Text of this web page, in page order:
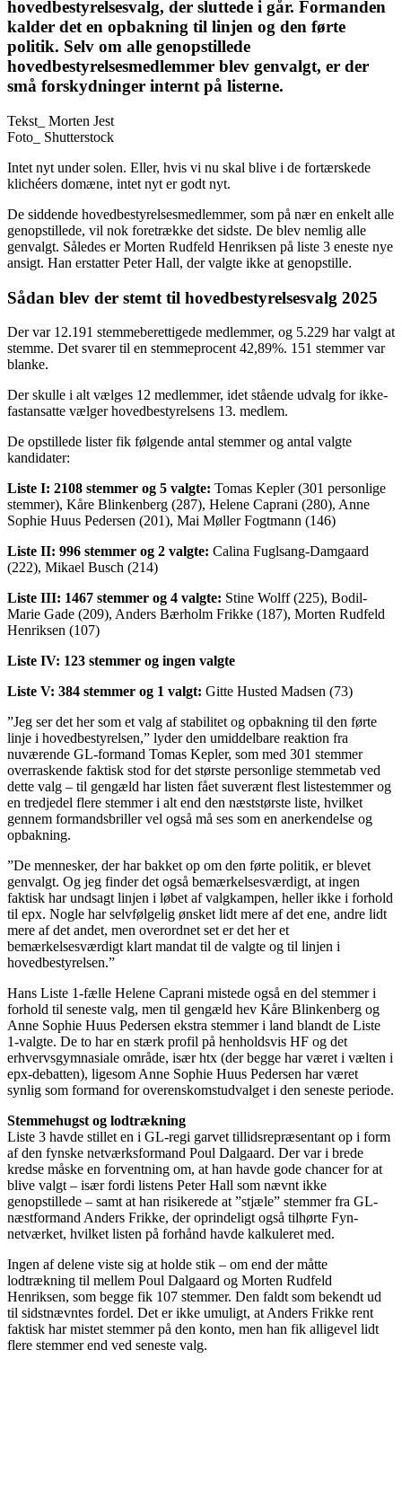
hovedbestyrelsesvalg, der sluttede i går. Formanden
kalder det en opbakning til linjen og den førte
politik. Selv om alle genopstillede
hovedbestyrelsesmedlemmer blev genvalgt, er der
små forskydninger internt på listerne.
Tekst_ Morten Jest
Foto_ Shutterstock
Intet nyt under solen. Eller, hvis vi nu skal blive i de fortærskede
klichéers domæne, intet nyt er godt nyt.
De siddende hovedbestyrelsesmedlemmer, som på nær en enkelt alle
genopstillede, vil nok foretrække det sidste. De blev nemlig alle
genvalgt. Således er Morten Rudfeld Henriksen på liste 3 eneste nye
ansigt. Han erstatter Peter Hall, der valgte ikke at genopstille.
Sådan blev der stemt til hovedbestyrelsesvalg 2025
Der var 12.191 stemmeberettigede medlemmer, og 5.229 har valgt at
stemme. Det svarer til en stemmeprocent 42,89%. 151 stemmer var
blanke.
Der skulle i alt vælges 12 medlemmer, idet stående udvalg for ikke-
fastansatte vælger hovedbestyrelsens 13. medlem.
De opstillede lister fik følgende antal stemmer og antal valgte
kandidater:
Liste I: 2108 stemmer og 5 valgte: Tomas Kepler (301 personlige
stemmer), Kåre Blinkenberg (287), Helene Caprani (280), Anne
Sophie Huus Pedersen (201), Mai Møller Fogtmann (146)
Liste II: 996 stemmer og 2 valgte: Calina Fuglsang-Damgaard
(222), Mikael Busch (214)
Liste III: 1467 stemmer og 4 valgte: Stine Wolff (225), Bodil-
Marie Gade (209), Anders Bærholm Frikke (187), Morten Rudfeld
Henriksen (107)
Liste IV: 123 stemmer og ingen valgte
Liste V: 384 stemmer og 1 valgt: Gitte Husted Madsen (73)
”Jeg ser det her som et valg af stabilitet og opbakning til den førte
linje i hovedbestyrelsen,” lyder den umiddelbare reaktion fra
nuværende GL-formand Tomas Kepler, som med 301 stemmer
overraskende faktisk stod for det største personlige stemmetab ved
dette valg – til gengæld har listen fået suverænt flest listestemmer og
en tredjedel flere stemmer i alt end den næststørste liste, hvilket
gennem formandsbriller vel også må ses som en anerkendelse og
opbakning.
”De mennesker, der har bakket op om den førte politik, er blevet
genvalgt. Og jeg finder det også bemærkelsesværdigt, at ingen
faktisk har undsagt linjen i løbet af valgkampen, heller ikke i forhold
til epx. Nogle har selvfølgelig ønsket lidt mere af det ene, andre lidt
mere af det andet, men overordnet set er det her et
bemærkelsesværdigt klart mandat til de valgte og til linjen i
hovedbestyrelsen.”
Hans Liste 1-fælle Helene Caprani mistede også en del stemmer i
forhold til seneste valg, men til gengæld hev Kåre Blinkenberg og
Anne Sophie Huus Pedersen ekstra stemmer i land blandt de Liste
1-valgte. De to har en stærk profil på henholdsvis HF og det
erhvervsgymnasiale område, især htx (der begge har været i vælten i
epx-debatten), ligesom Anne Sophie Huus Pedersen har været
synlig som formand for overenskomstudvalget i den seneste periode.
Stemmehugst og lodtrækning
Liste 3 havde stillet en i GL-regi garvet tillidsrepræsentant op i form
af den fynske netværksformand Poul Dalgaard. Der var i brede
kredse måske en forventning om, at han havde gode chancer for at
blive valgt – især fordi listens Peter Hall som nævnt ikke
genopstillede – samt at han risikerede at ”stjæle” stemmer fra GL-
næstformand Anders Frikke, der oprindeligt også tilhørte Fyn-
netværket, hvilket listen på forhånd havde kalkuleret med.
Ingen af delene viste sig at holde stik – om end der måtte
lodtrækning til mellem Poul Dalgaard og Morten Rudfeld
Henriksen, som begge fik 107 stemmer. Den faldt som bekendt ud
til sidstnævntes fordel. Det er ikke umuligt, at Anders Frikke rent
faktisk har mistet stemmer på den konto, men han fik alligevel lidt
flere stemmer end ved seneste valg.